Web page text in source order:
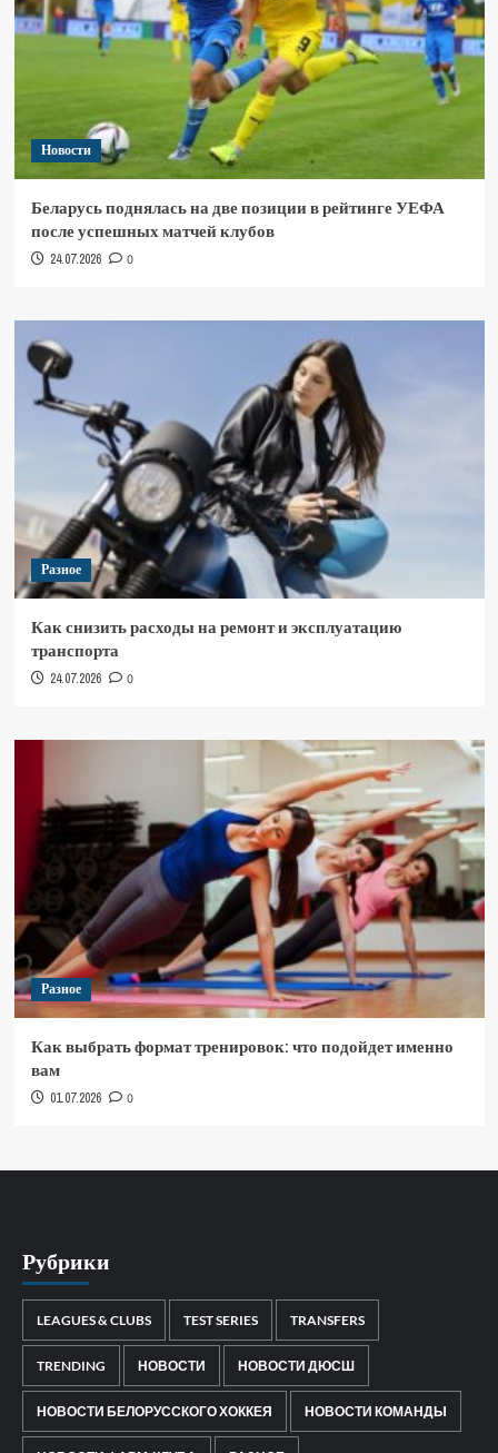
Новости
Беларусь поднялась на две позиции в рейтинге УЕФА
после успешных матчей клубов
24.07.2026 0
Разное
Как снизить расходы на ремонт и эксплуатацию
транспорта
24.07.2026 0
Разное
Как выбрать формат тренировок: что подойдет именно
вам
01.07.2026 0
Рубрики
LEAGUES & CLUBS TEST SERIES TRANSFERS
TRENDING НОВОСТИ НОВОСТИ ДЮСШ
НОВОСТИ БЕЛОРУССКОГО ХОККЕЯ НОВОСТИ КОМАНДЫ